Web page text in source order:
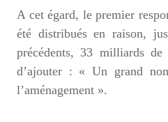
A cet égard, le premier
été distribués en raison,
précédents, 33 milliards
d’ajouter : « Un grand
l’aménagement ».